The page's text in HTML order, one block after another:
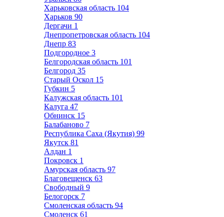
Харьковская область 104
Харьков 90
Дергачи 1
Днепропетровская область 104
Днепр 83
Подгородное 3
Белгородская область 101
Белгород 35
Старый Оскол 15
Губкин 5
Калужская область 101
Калуга 47
Обнинск 15
Балабаново 7
Республика Саха (Якутия) 99
Якутск 81
Алдан 1
Покровск 1
Амурская область 97
Благовещенск 63
Свободный 9
Белогорск 7
Смоленская область 94
Смоленск 61